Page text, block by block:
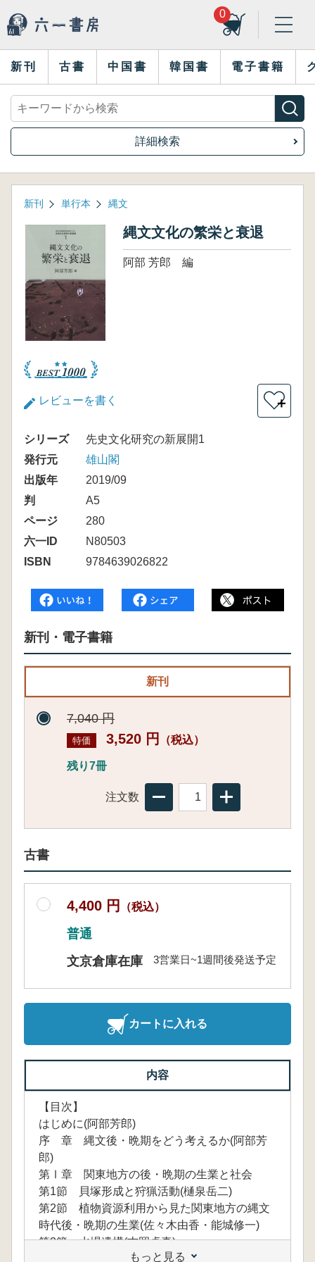
0
新刊 古書 中国書 韓国書 電子書籍
詳細検索
新刊 単行本 縄文
縄文文化の繁栄と衰退
阿部 芳郎 編
レビューを書く ＋
シリーズ
先史文化研究の新展開1
発行元
雄山閣
出版年
2019/09
判
A5
ページ
280
六一ID
N80503
ISBN
9784639026822
新刊・電子書籍
新刊
7,040 円
特価 3,520 円 （税込）
残り7冊
注文数
古書
4,400 円 （税込）
普通
文京倉庫在庫
3営業日~1週間後発送予定
カートに入れる
内容
【目次】
はじめに(阿部芳郎)
序 章 縄文後・晩期をどう考えるか(阿部芳
郎)
第Ⅰ章 関東地方の後・晩期の生業と社会
第1節 貝塚形成と狩猟活動(樋泉岳二)
第2節 植物資源利用から見た関東地方の縄文
時代後・晩期の生業(佐々木由香・能城修一)
第3節 水場遺構(吉岡卓真)
第4節 後・晩期における長期継続型地域社会
もっと見る